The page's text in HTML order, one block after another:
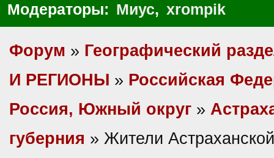
Модераторы: Миус, xrompik
Форум » Географический
И РЕГИОНЫ » Российская
Россия, Южный округ »
губерния » Жители